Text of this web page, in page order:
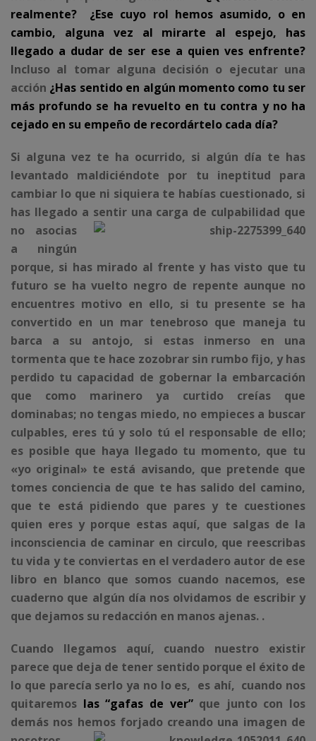
realmente?
¿Ese cuyo rol hemos asumido, o en
cambio, alguna vez al mirarte al espejo, has
llegado a dudar de ser ese a quien ves enfrente?
Incluso al tomar alguna decisión o ejecutar una
acción ¿Has sentido en algún momento como tu ser
más profundo se ha revuelto en tu contra y no ha
cejado en su empeño de recordártelo cada día?
Si alguna vez te ha ocurrido, si algún día te has
levantado maldiciéndote por tu ineptitud para
cambiar lo que ni siquiera te habías cuestionado, si
has llegado a sentir una carga de culpabilidad que
no asocias
a ningún
porque, si has mirado al frente y has visto que tu
futuro se ha vuelto negro de repente aunque no
encuentres motivo en ello, si tu presente se ha
convertido en un mar tenebroso que maneja tu
barca a su antojo, si estas inmerso en una
tormenta que te hace zozobrar sin rumbo fijo, y has
perdido tu capacidad de gobernar la embarcación
que como marinero ya curtido creías que
dominabas; no tengas miedo, no empieces a buscar
culpables, eres tú y solo tú el responsable de ello;
es posible que haya llegado tu momento, que tu
«yo original» te está avisando, que pretende que
tomes conciencia de que te has salido del camino,
que te está pidiendo que pares y te cuestiones
quien eres y porque estas aquí, que salgas de la
inconsciencia de caminar en circulo, que reescribas
tu vida y te conviertas en el verdadero autor de ese
libro en blanco que somos cuando nacemos, ese
cuaderno que algún día nos olvidamos de escribir y
que dejamos su redacción en manos ajenas. .
Cuando llegamos aquí, cuando nuestro existir
parece que deja de tener sentido porque el éxito de
lo que parecía serlo ya no lo es, es ahí, cuando nos
quitaremos las “gafas de ver”que junto con los
demás nos hemos forjado creando una imagen de